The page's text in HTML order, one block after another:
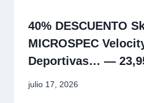
40% DESCUENTO
MICROSPEC
Deportivas… —
julio 17, 2026